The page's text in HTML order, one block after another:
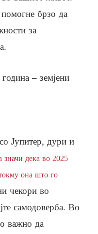
брзо да
за
– земјени
Јупитер, дури и
значи дека во 2025
она што го
чекори во
самодоверба. Во
важно да